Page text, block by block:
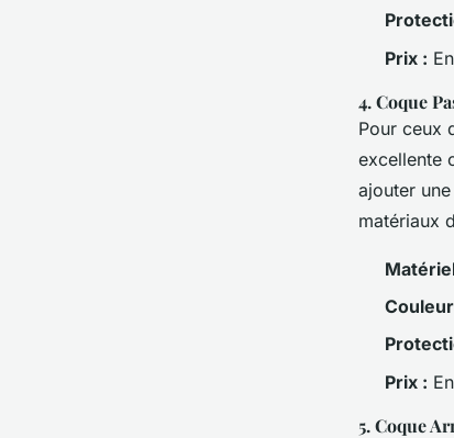
Prix :
4.Coque
Pour ceux
excellente
ajouter
matériaux
Prix :
5.Coque